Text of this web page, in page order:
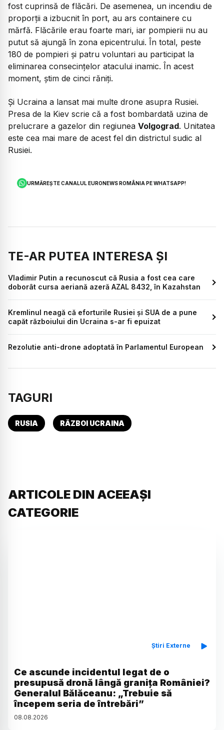
fost cuprinsă de flăcări. De asemenea, un incendiu de
proporții a izbucnit în port, au ars containere cu
mărfă. Flăcările erau foarte mari, iar pompierii nu au
putut să ajungă în zona epicentrului. În total, peste
180 de pompieri și patru voluntari au participat la
eliminarea consecințelor atacului inamic. În acest
moment, știm de cinci răniți.
Și Ucraina a lansat mai multe drone asupra Rusiei.
Presa de la Kiev scrie că a fost bombardată uzina de
prelucrare a gazelor din regiunea Volgograd. Unitatea
este cea mai mare de acest fel din districtul sudic al
Rusiei.
URMĂREȘTE CANALUL EURONEWS ROMÂNIA PE WHATSAPP!
TE-AR PUTEA INTERESA ȘI
Vladimir Putin a recunoscut că Rusia a fost cea care
doborât cursa aeriană azeră AZAL 8432, în Kazahstan
Kremlinul neagă că eforturile Rusiei și SUA de a pune
capăt războiului din Ucraina s-ar fi epuizat
Rezolutie anti-drone adoptată în Parlamentul European
TAGURI
RUSIA RĂZBOI UCRAINA
ARTICOLE DIN ACEEAȘI
CATEGORIE
Știri Externe
Ce ascunde incidentul legat de o
presupusă dronă lângă granița României?
Generalul Bălăceanu: „Trebuie să
începem seria de întrebări”
08.08.2026